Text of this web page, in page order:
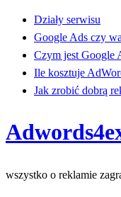
Działy serwisu
Google Ads czy
Czym jest Google
Ile kosztuje
Jak zrobić dobrą
wszystko o reklamie